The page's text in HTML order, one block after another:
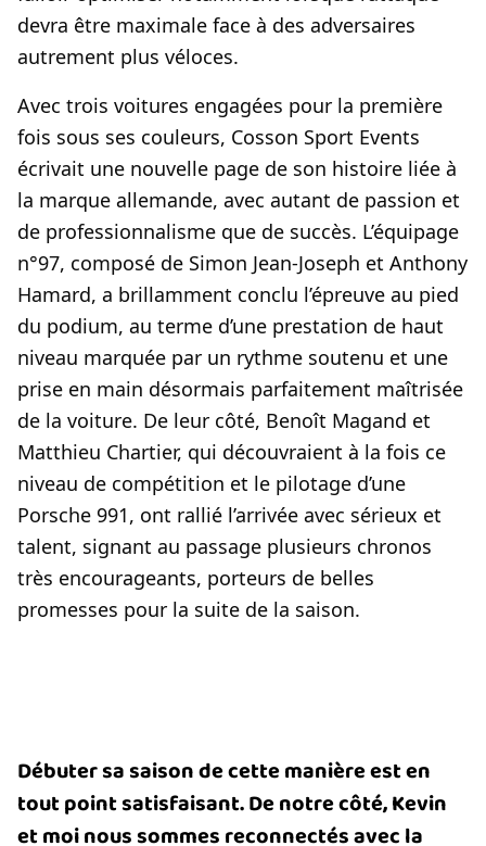
devra être maximale face à des adversaires
autrement plus véloces.
Avec trois voitures engagées pour la première
fois sous ses couleurs, Cosson Sport Events
écrivait une nouvelle page de son histoire liée à
la marque allemande, avec autant de passion et
de professionnalisme que de succès. L’équipage
n°97, composé de Simon Jean-Joseph et Anthony
Hamard, a brillamment conclu l’épreuve au pied
du podium, au terme d’une prestation de haut
niveau marquée par un rythme soutenu et une
prise en main désormais parfaitement maîtrisée
de la voiture. De leur côté, Benoît Magand et
Matthieu Chartier, qui découvraient à la fois ce
niveau de compétition et le pilotage d’une
Porsche 991, ont rallié l’arrivée avec sérieux et
talent, signant au passage plusieurs chronos
très encourageants, porteurs de belles
promesses pour la suite de la saison.
Débuter sa saison de cette manière est en
tout point satisfaisant. De notre côté, Kevin
et moi nous sommes reconnectés avec la